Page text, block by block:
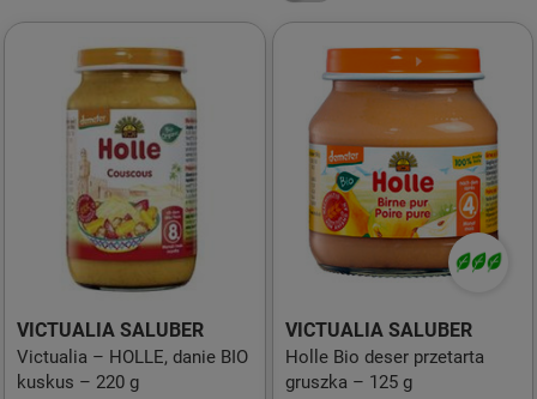
VICTUALIA SALUBER
Victualia – HOLLE, danie BIO
kuskus – 220 g
VICTUALIA SALUBER
Holle Bio deser przetarta
gruszka – 125 g